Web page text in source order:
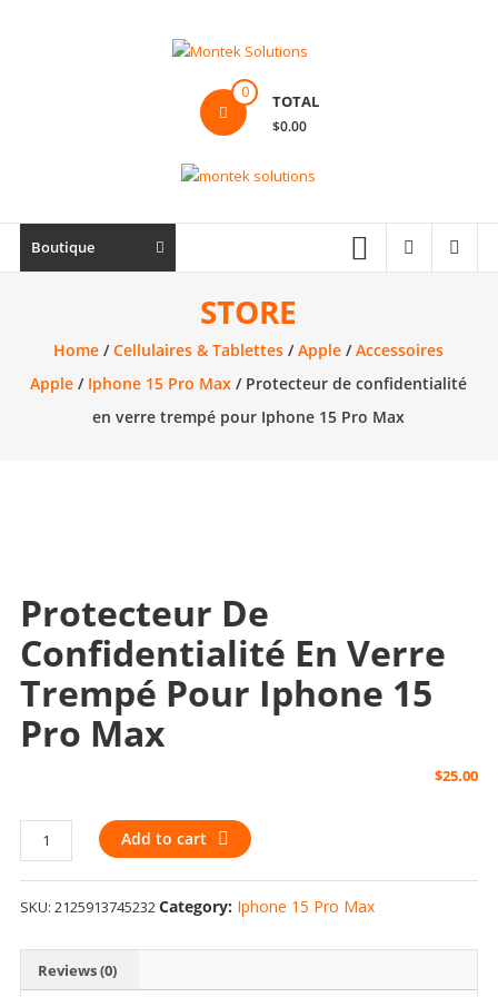
Ordinateur,
électronique
0 TOTAL
$0.00
Boutique
STORE
Home /Cellulaires & Tablettes /Apple /Accessoires
Apple / Iphone 15 Pro Max / Protecteur de confidentialité
en verre trempé pour Iphone 15 Pro Max
Protecteur De
Confidentialité En Verre
Trempé Pour Iphone 15
Pro Max
$25.00
Protecteur
de
confidentialité
en
pour
Add to cart
SKU: 2125913745232Category: Iphone 15 Pro Max
Reviews (0)